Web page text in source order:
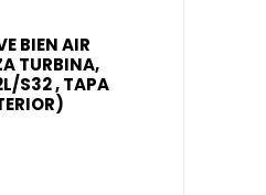
BIEN AIR
TURBINA,
S32 , TAPA